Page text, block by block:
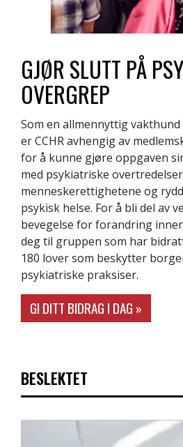
GJØR SLUTT PÅ
OVERGREP
Som en allmennyttig
er CCHR avhengig av
for å kunne gjøre oppgaven
med psykiatriske
menneskerettighetene og
psykisk helse. For å bli del av
bevegelse for forandring
deg til gruppen som har
180 lover som beskytter
psykiatriske praksiser.
GI DITT BIDRAG I DAG »
BESLEKTET